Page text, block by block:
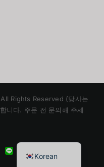
Rights Reserved (당사는
니다. 주문 전 문의해 주세
LINE
Korean
Chinese